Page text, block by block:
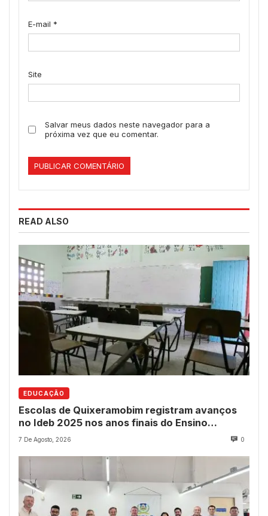
E-mail *
Site
Salvar meus dados neste navegador para a
próxima vez que eu comentar.
READ ALSO
EDUCAÇÃO
Escolas de Quixeramobim registram avanços
no Ideb 2025 nos anos finais do Ensino
Fundamental
7 De Agosto, 2026 0